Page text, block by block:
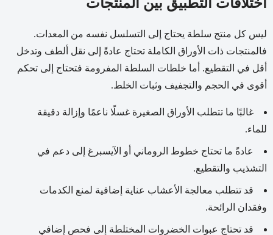
اختلافات التطبيق بين المنتجات
ليس كل منتج سلطة يحتاج إلى التسلسل نفسه من المعدات.
فالمنتجات ذات الأوراق الكاملة تحتاج عادةً إلى نقل ألطف وتدخل
أقل في التقطيع. أما خلطات السلطة المفرومة فتحتاج إلى تحكم
أقوى في الحجم والتجفيف وثبات الخلط.
غالبًا ما تتطلب الأوراق الصغيرة غسلًا ناعمًا وإزالة دقيقة
للماء.
عادةً ما تحتاج خطوط الروماني أو الآيسبرغ إلى دعم في
التشذيب والتقطيع.
قد تتطلب معالجة الأعشاب عناية إضافية لمنع الكدمات
وفقدان الرائحة.
قد تحتاج عبوات الخضروات المختلطة إلى فحص إضافي